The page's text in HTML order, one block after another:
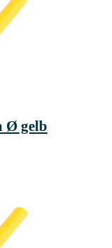
Ø gelb